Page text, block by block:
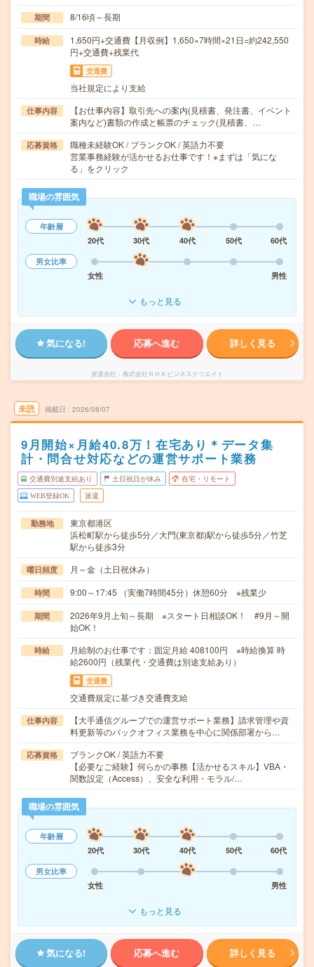
期間 8/16頃～長期
時給
1,650円+交通費【月収例】1,650×7時間×21日=約242,550
円+交通費+残業代
交通費
当社規定により支給
仕事内容
【お仕事内容】取引先への案内(見積書、発注書、イベント
案内など)書類の作成と帳票のチェック(見積書、…
応募資格
職種未経験OK / ブランクOK / 英語力不要
営業事務経験が活かせるお仕事です！※まずは「気にな
る」をクリック
職場の雰囲気
年齢層
20代
30代 40代 50代
60代
男女比率
女性
男性
もっと見る
気になる! 応募へ進む 詳しく見る
派遣会社 株式会社ＮＨＫビジネスクリエイト
未読 掲載日 2026/08/07
9月開始×月給40.8万！在宅あり＊データ集
計・問合せ対応などの運営サポート業務
交通費別途支給あり 土日祝日が休み 在宅・リモート
WEB登録OK 派遣
勤務地
東京都港区
浜松町駅から徒歩5分／大門(東京都)駅から徒歩5分／竹芝
駅から徒歩3分
曜日頻度 月～金（土日祝休み）
時間 9:00～17:45 （実働7時間45分）休憩60分 ※残業少
期間
2026年9月上旬～長期 ※スタート日相談OK！ #9月～開
始OK！
時給
月給制のお仕事です：固定月給 408100円 ※時給換算 時
給2600円（残業代・交通費は別途支給あり）
交通費
交通費規定に基づき交通費支給
仕事内容
【大手通信グループでの運営サポート業務】請求管理や資
料更新等のバックオフィス業務を中心に関係部署から…
応募資格
ブランクOK / 英語力不要
【必要なご経験】何らかの事務【活かせるスキル】VBA・
関数設定（Access）、安全な利用・モラル/…
職場の雰囲気
年齢層
20代
30代 40代 50代
60代
男女比率
女性
男性
もっと見る
気になる! 応募へ進む 詳しく見る